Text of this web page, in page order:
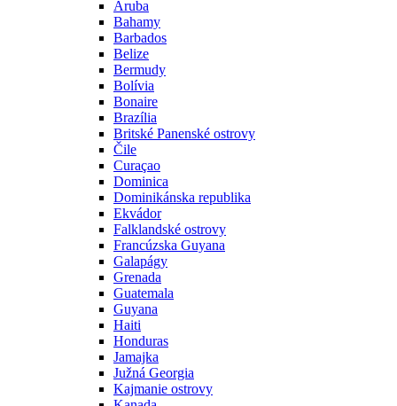
Aruba
Bahamy
Barbados
Belize
Bermudy
Bolívia
Bonaire
Brazília
Britské Panenské ostrovy
Čile
Curaçao
Dominica
Dominikánska republika
Ekvádor
Falklandské ostrovy
Francúzska Guyana
Galapágy
Grenada
Guatemala
Guyana
Haiti
Honduras
Jamajka
Južná Georgia
Kajmanie ostrovy